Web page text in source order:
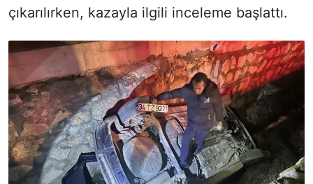
çıkarılırken, kazayla ilgili inceleme başlattı.